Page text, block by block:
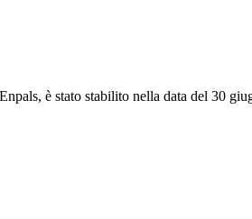
è stato stabilito nella data del 30